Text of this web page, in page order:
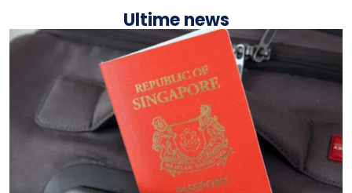
Ultime news